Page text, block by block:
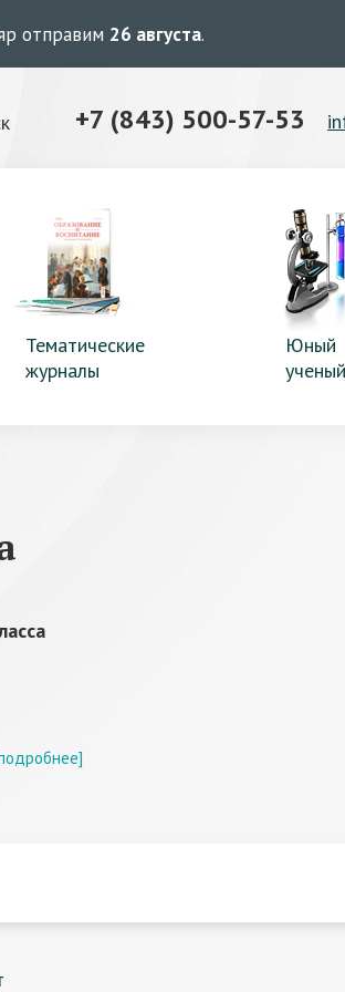
отправим 26 августа.
+7 (843) 500-57-53
Тематические
журналы
Юный
ученый